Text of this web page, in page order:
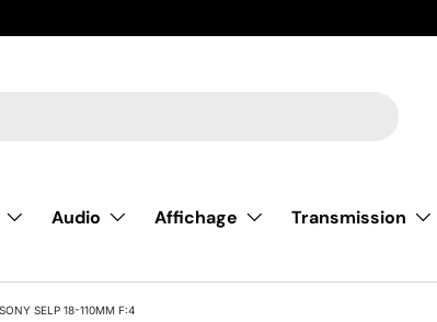
Audio Affichage Transmission
SONY SELP 18-110MM F:4